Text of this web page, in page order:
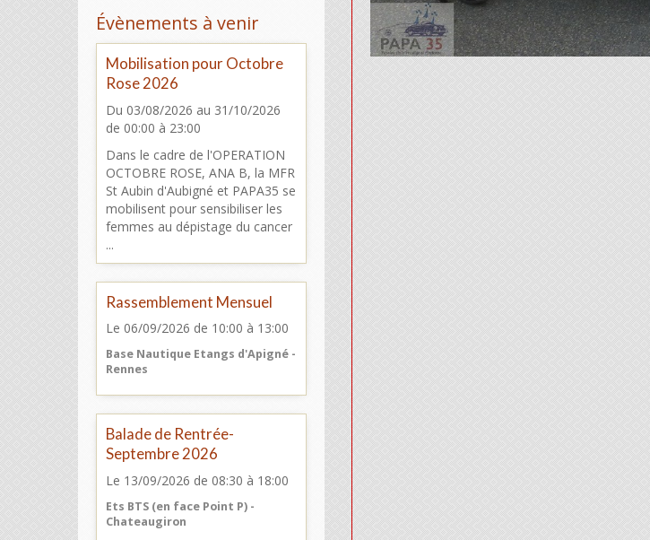
Évènements à venir
Mobilisation pour Octobre
Rose 2026
Du 03/08/2026 au 31/10/2026
de 00:00 à 23:00
Dans le cadre de l'OPERATION
OCTOBRE ROSE, ANA B, la MFR
St Aubin d'Aubigné et PAPA35 se
mobilisent pour sensibiliser les
femmes au dépistage du cancer
...
Rassemblement Mensuel
Le 06/09/2026 de 10:00 à 13:00
Base Nautique Etangs d'Apigné -
Rennes
Balade de Rentrée-
Septembre 2026
Le 13/09/2026 de 08:30 à 18:00
Ets BTS (en face Point P) -
Chateaugiron